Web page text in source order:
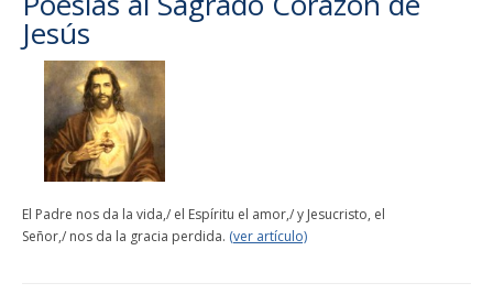
Jesús
El Padre nos da la vida,/ el Espíritu el amor,/ y Jesucristo, el
Señor,/ nos da la gracia perdida. (ver artículo)